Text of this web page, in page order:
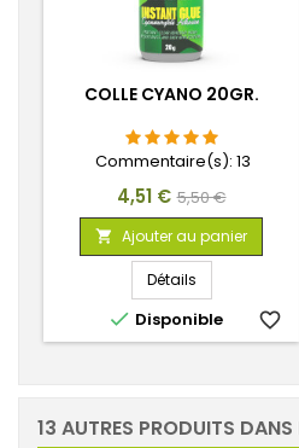
COLLE CYANO 20GR.
Commentaire(s): 13
Prix
4,51 € Prix
de
base
5,50 €
 Ajouter au panier
Détails
 Disponible favorite_border
13 AUTRES PRODUITS